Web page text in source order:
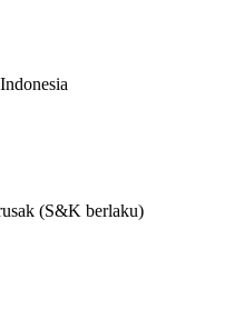
(S&K berlaku)